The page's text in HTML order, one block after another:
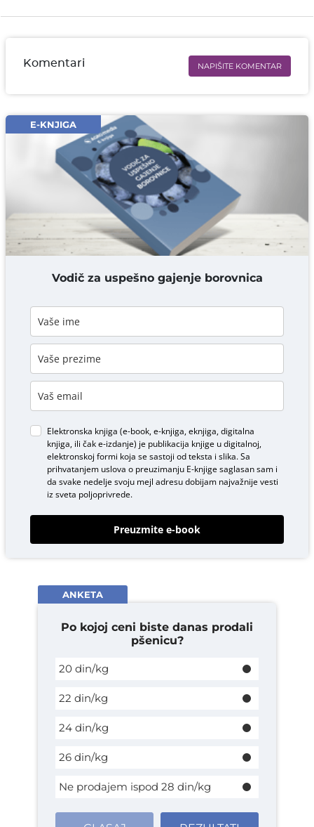
Komentari NAPIŠITE KOMENTAR
Email* obavezno
Komentar* obavezno
DODAJ KOMENTAR
E-KNJIGA
Vodič za uspešno gajenje borovnica
Elektronska knjiga (e-book, e-knjiga, eknjiga, digitalna
knjiga, ili čak e-izdanje) je publikacija knjige u digitalnoj,
elektronskoj formi koja se sastoji od teksta i slika. Sa
prihvatanjem uslova o preuzimanju E-knjigesaglasan sam i
da svake nedelje svoju mejl adresu dobijam najvažnije vesti
iz sveta poljoprivrede.
Preuzmite e-book
ANKETA
Po kojoj ceni biste danas prodali
pšenicu?
20 din/kg
22 din/kg
24 din/kg
26 din/kg
Ne prodajem ispod 28 din/kg